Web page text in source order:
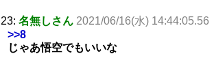
23: 名無しさん 2021/06/16(水) 14:44:05.56
>>8
じゃあ悟空でもいいな